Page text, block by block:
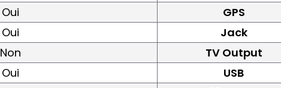
Oui
GPS
Oui
Jack
Non
TV Output
Oui
USB